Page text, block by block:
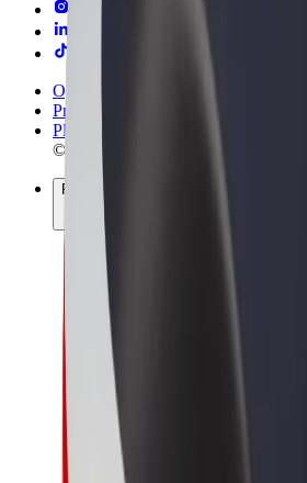
Ogólne Warunki
Prywatność
Pliki cookie
© 2026 Bolt Technology OÜ
Produkty
Przejazdy
Hulajnogi elektryczne
Bolt Market
Bolt Food
Bolt Drive
Bolt for Business
Rowery elektryczne